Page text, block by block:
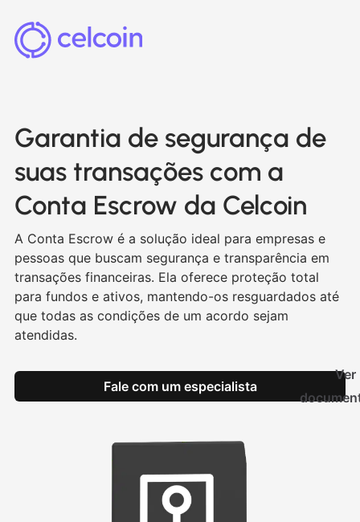
Garantia de segurança de
suas transações com a
Conta Escrow da Celcoin
A Conta Escrow é a solução ideal para empresas e
pessoas que buscam segurança e transparência em
transações financeiras. Ela oferece proteção total
para fundos e ativos, mantendo-os resguardados até
que todas as condições de um acordo sejam
atendidas.
Fale com um especialista
Ver